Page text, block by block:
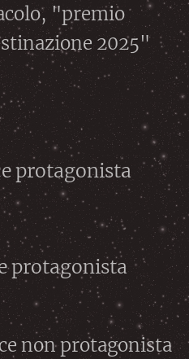
"premio
2025"
protagonista
protagonista
non protagonista